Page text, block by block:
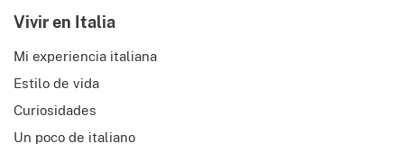
Vivir en Italia
Mi experiencia italiana
Estilo de vida
Curiosidades
Un poco de italiano